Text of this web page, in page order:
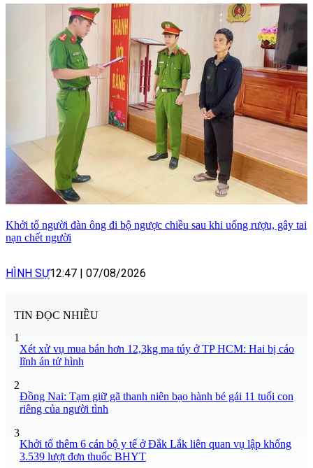
Khởi tố người đàn ông đi bộ ngược chiều sau khi uống rượu, gây tai
nạn chết người
HÌNH SỰ12:47 | 07/08/2026
TIN ĐỌC NHIỀU
1
Xét xử vụ mua bán hơn 12,3kg ma túy ở TP HCM: Hai bị cáo
lĩnh án tử hình
2
Đồng Nai: Tạm giữ gã thanh niên bạo hành bé gái 11 tuổi con
riêng của người tình
3
Khởi tố thêm 6 cán bộ y tế ở Đắk Lắk liên quan vụ lập khống
3.539 lượt đơn thuốc BHYT